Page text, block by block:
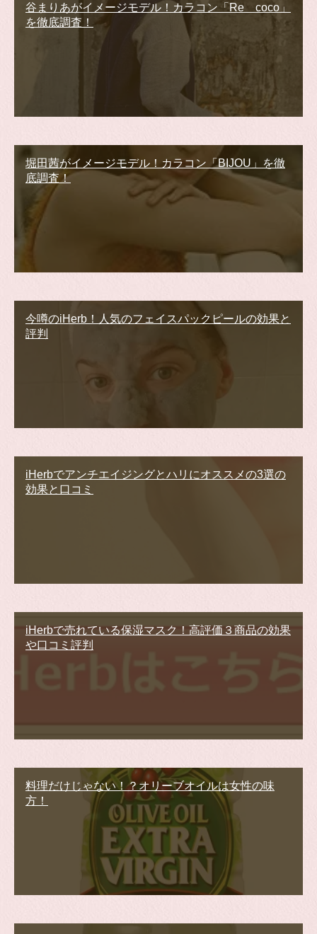
谷まりあがイメージモデル！カラコン「Re coco」
を徹底調査！
堀田茜がイメージモデル！カラコン「BIJOU」を徹
底調査！
今噂のiHerb！人気のフェイスパックピールの効果と
評判
iHerbでアンチエイジングとハリにオススメの3選の
効果と口コミ
iHerbで売れている保湿マスク！高評価３商品の効果
や口コミ評判
料理だけじゃない！？オリーブオイルは女性の味
方！